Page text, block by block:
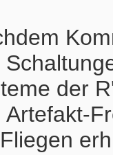
der
Artefakt-